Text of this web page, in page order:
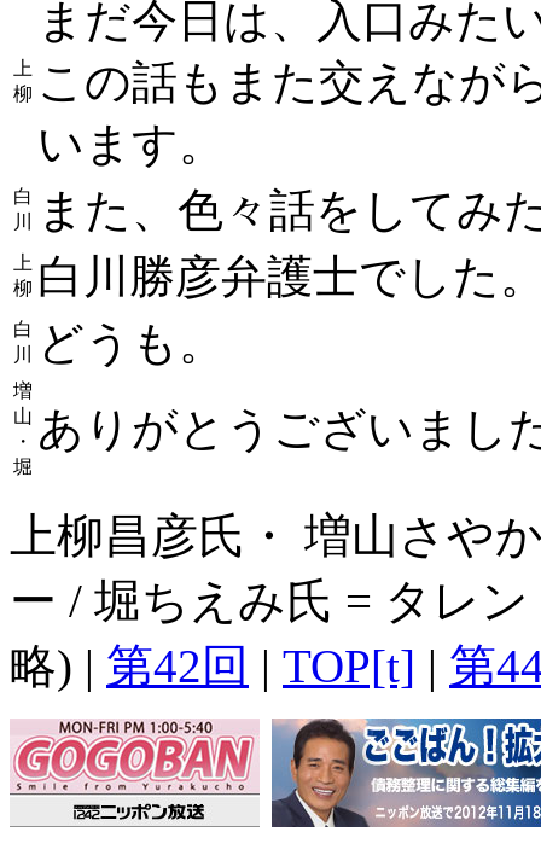
上
柳
まだ今日は、入口み
この話もまた交えなが
います。
白
川
また、色々話をしてみ
上
柳 白川勝彦弁護士でした
白
川
どうも。
増
山
・
堀
ありがとうございまし
上柳昌彦氏・ 増山さや
ー / 堀ちえみ氏 = タレ
略) | 第42回 | TOP[t] | 第